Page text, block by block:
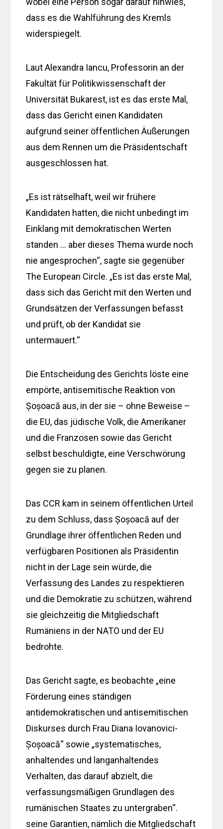
dass es die Wahlführung des Kremls
widerspiegelt.
Laut Alexandra Iancu, Professorin an der
Fakultät für Politikwissenschaft der
Universität Bukarest, ist es das erste Mal,
dass das Gericht einen Kandidaten
aufgrund seiner öffentlichen Äußerungen
aus dem Rennen um die Präsidentschaft
ausgeschlossen hat.
„Es ist rätselhaft, weil wir frühere
Kandidaten hatten, die nicht unbedingt im
Einklang mit demokratischen Werten
standen … aber dieses Thema wurde noch
nie angesprochen“, sagte sie gegenüber
The European Circle. „Es ist das erste Mal,
dass sich das Gericht mit den Werten und
Grundsätzen der Verfassungen befasst
und prüft, ob der Kandidat sie
untermauert.“
Die Entscheidung des Gerichts löste eine
empörte, antisemitische Reaktion von
Șoșoacă aus, in der sie – ohne Beweise –
die EU, das jüdische Volk, die Amerikaner
und die Franzosen sowie das Gericht
selbst beschuldigte, eine Verschwörung
gegen sie zu planen.
Das CCR kam in seinem öffentlichen Urteil
zu dem Schluss, dass Șoșoacă auf der
Grundlage ihrer öffentlichen Reden und
verfügbaren Positionen als Präsidentin
nicht in der Lage sein würde, die
Verfassung des Landes zu respektieren
und die Demokratie zu schützen, während
sie gleichzeitig die Mitgliedschaft
Rumäniens in der NATO und der EU
bedrohte.
Das Gericht sagte, es beobachte „eine
Förderung eines ständigen
antidemokratischen und antisemitischen
Diskurses durch Frau Diana Iovanovici-
Șoșoacă“ sowie „systematisches,
anhaltendes und langanhaltendes
Verhalten, das darauf abzielt, die
verfassungsmäßigen Grundlagen des
rumänischen Staates zu untergraben“.
seine Garantien, nämlich die Mitgliedschaft